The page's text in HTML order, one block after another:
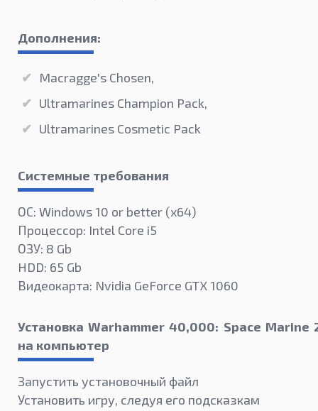
Дополнения:
Macragge's Chosen,
Ultramarines Champion Pack,
Ultramarines Cosmetic Pack
Системные требования
ОС: Windows 10 or better (х64)
Процессор: Intel Core i5
ОЗУ: 8 Gb
HDD: 65 Gb
Видеокарта: Nvidia GeForce GTX 1060
Установка Warhammer 40,000: Space Marine
на компьютер
Запустить установочный файл
Установить игру, следуя его подсказкам